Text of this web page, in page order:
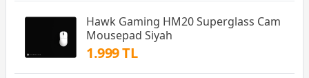
Hawk Gaming HM20 Superglass Cam
Mousepad Siyah
1.999 TL